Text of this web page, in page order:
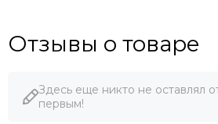
Отзывы о товаре
Здесь еще никто не оставлял
первым!